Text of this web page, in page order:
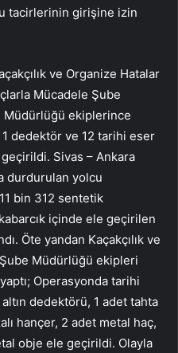
tacirlerinin girişine izin
ve Organize Hatalar
Mücadele Şube
Müdürlüğü ekiplerince
1 dedektör ve 12 tarihi eser
Sivas – Ankara
durdurulan yolcu
bin 312 sentetik
içinde ele geçirilen
Öte yandan Kaçakçılık ve
Müdürlüğü ekipleri
Operasyonda tarihi
dedektörü, 1 adet tahta
hançer, 2 adet metal haç,
obje ele geçirildi. Olayla